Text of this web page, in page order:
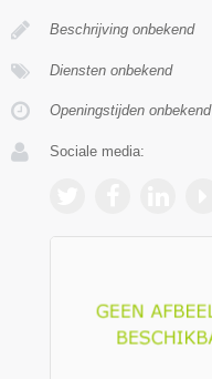
Beschrijving onbekend
Diensten onbekend
Openingstijden onbekend
Sociale media: